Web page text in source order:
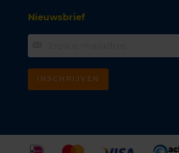
Nieuwsbrief
INSCHRIJVEN